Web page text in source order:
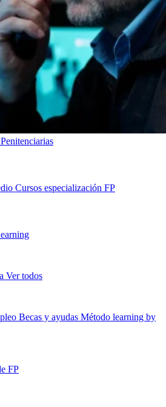
Cursos especialización FP
Ver todos
Becas y ayudas Método learning by
FP